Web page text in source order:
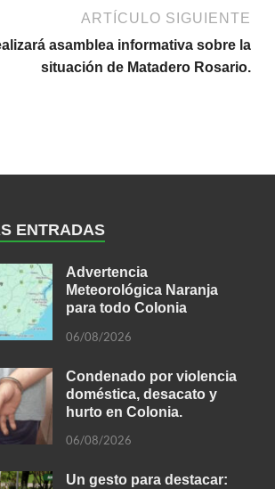
ARTÍCULO SIGUIENTE
asamblea informativa sobre la
situación de Matadero Rosario.
ENTRADAS
Advertencia
Meteorológica Naranja
para todo Colonia
06/08/2026
Condenado por violencia
doméstica, desacato y
hurto en Colonia.
06/08/2026
Un gesto para destacar: